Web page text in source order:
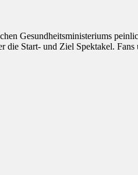
Gesundheitsministeriums
Start- und Ziel Spektakel.